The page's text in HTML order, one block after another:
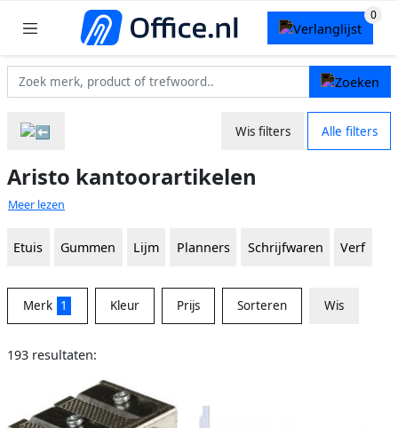
Wis filters Alle filters
Aristo kantoorartikelen
Meer lezen
Etuis Gummen Lijm Planners Schrijfwaren Verf
Merk 1 Kleur Prijs Sorteren Wis
193 resultaten: